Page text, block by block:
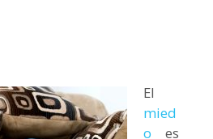
El
mied
o es